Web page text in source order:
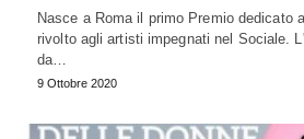
Nasce a Roma il primo Premio dedicato
rivolto agli artisti impegnati nel Sociale.
da…
9 Ottobre 2020